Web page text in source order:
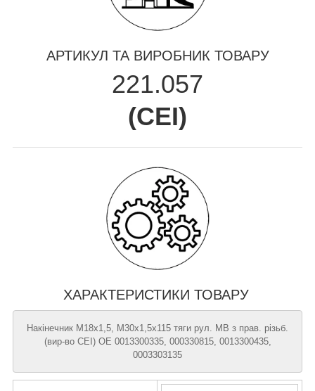
АРТИКУЛ ТА ВИРОБНИК ТОВАРУ
221.057
(CEI)
ХАРАКТЕРИСТИКИ ТОВАРУ
Накінечник М18x1,5, М30x1,5x115 тяги рул. MB з прав. різьб.
(вир-во CEI) OE 0013300335, 000330815, 0013300435,
0003303135